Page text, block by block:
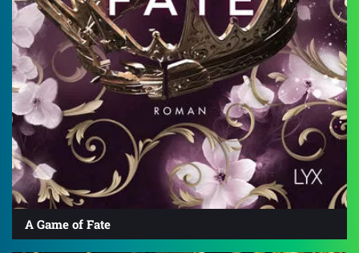
A Game of Fate